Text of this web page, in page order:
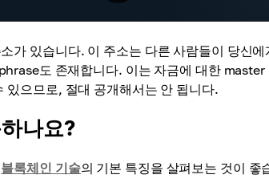
가 있습니다. 이 주소는 다른 사람들이 당신
도 존재합니다. 이는 자금에 대한
있으므로, 절대 공개해서는 안 됩니다.
나요?
블록체인 기술의 기본 특징을 살펴보는 것이 좋